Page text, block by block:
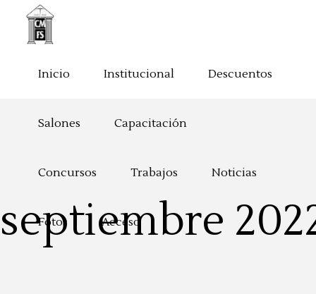
Inicio Institucional Descuentos
Salones Capacitación
Concursos Trabajos Noticias
Fotos Acceso
septiembre